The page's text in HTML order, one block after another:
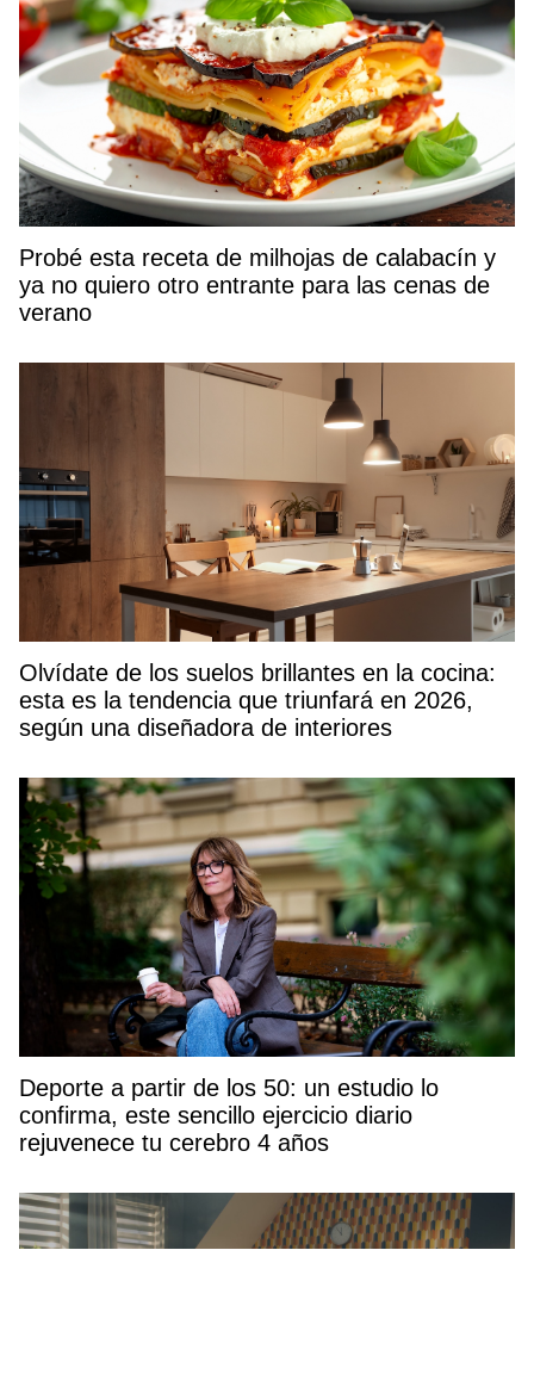
Probé esta receta de milhojas de calabacín y
ya no quiero otro entrante para las cenas de
verano
Olvídate de los suelos brillantes en la cocina:
esta es la tendencia que triunfará en 2026,
según una diseñadora de interiores
Deporte a partir de los 50: un estudio lo
confirma, este sencillo ejercicio diario
rejuvenece tu cerebro 4 años